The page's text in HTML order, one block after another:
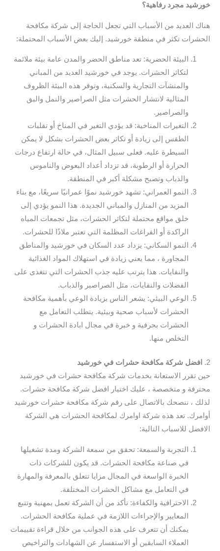
خورشيد مجرد رفاهية؟
هناك العديد من الأسباب التي تجعل الحاجة إلى شركة مكافحة
الحشرات تكثر في منطقة خورشيد. إليك بعض الأسباب المحتملة:
البيئة الحضرية: تعد مناطق الحضر والمدن عامة بيئة ملائمة
لتكاثر الحشرات. يوجد في خورشيد العديد من المباني
والمنشآت التجارية والسكنية، وتوفر هذه البيئة الظروف
المثالية لانتشار الحشرات مثل الصراصير والنمل والبق
والصراصير.
التغيرات المناخية: قد يؤدي التغير في المناخ أو تقلبات
الطقس إلى زيادة أو تكاثر بعض الحشرات بشكل لا يمكن
السيطرة عليه. فعلى سبيل المثال، في حالة ارتفاع درجات
الحرارة أو الرطوبة، قد تزداد أعداد البعوض والناموس
والذباب وتصبح مشكلة أكبر في المنطقة.
النمو العمراني: تشهد خورشيد نموًا عمرانيًا سريعًا، مع بناء
المزيد من المنازل والمباني الجديدة. هذا النمو يؤدي إلى
خلق مواقع محتملة لتكاثر الحشرات، مثل تجمعات المياه
الراكدة أو الفراغات المظلمة التي تعتبر ملاذًا للحشرات.
النمو السكاني: يزداد عدد السكان في خورشيد والمناطق
المجاورة ، مما يعني زيادة في استهلاك المواد الغذائية
والنفايات. هذا يترتب عليه جذب الحشرات التي تتغذى على
الفضلات والنفايات، مثل الصراصير والذباب.
الوعي البيئي: يشعر الناس بزيادة الوعي بأهمية مكافحة
الحشرات لأسباب صحية وبيئية. يتطلب التعامل مع
الحشرات بحرفية و خبرة في مجال ابادة الحشرات و
التخلص منها.
2.
افضل شركة مكافحة حشرات في خورشيد
حين تقرر الاستعانة بخدمات شركة مكافحة حشرات في خورشيد
محترفة و متخصصة ، عليك اختيار افضل شركة مكافحة حشرات.
لذلك ، ننصحك بالاتصال على رقم شركة مكافحة حشرات خورشيد
أوامرك. تعد هذه شركة اوامرك لمكافحة الحشرات هي الشركة
الافضل للاسباب التالية:
التجربة والسمعة: تحقق من سمعة الشركة ومدة تشغيلها
في صناعة مكافحة الحشرات. قد يكون للشركات ذات
الخبرة الواسعة في المجال مزايا تتعلق بالمعرفة والمهارة
في التعامل مع مشاكل الحشرات المختلفة.
الاحترافية والكفاءة: تأكد من أن الشركة تعمل بمهنية وتتبع
المعايير والإجراءات اللازمة في عملية مكافحة الحشرات.
يمكنك أن تتعرف على هذه الجوانب من خلال قراءة تقييمات
العملاء السابقين أو الاستفسار عن الشهادات والتراخيص